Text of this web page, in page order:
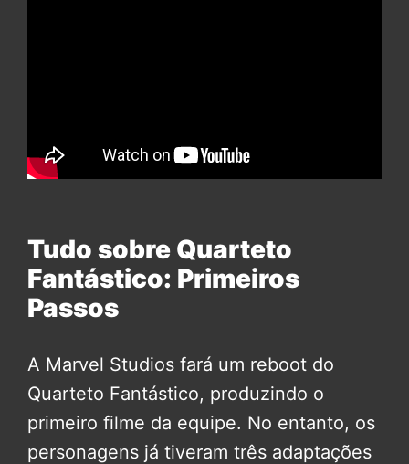
Tudo sobre Quarteto
Fantástico: Primeiros
Passos
A Marvel Studios fará um reboot do
Quarteto Fantástico, produzindo o
primeiro filme da equipe. No entanto, os
personagens já tiveram três adaptações